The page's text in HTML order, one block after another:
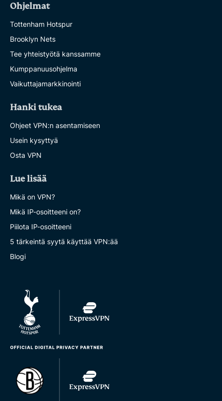
Ohjelmat
Tottenham Hotspur
Brooklyn Nets
Tee yhteistyötä kanssamme
Kumppanuusohjelma
Vaikuttajamarkkinointi
Hanki tukea
Ohjeet VPN:n asentamiseen
Usein kysyttyä
Osta VPN
Lue lisää
Mikä on VPN?
Mikä IP-osoitteeni on?
Piilota IP-osoitteeni
5 tärkeintä syytä käyttää VPN:ää
Blogi